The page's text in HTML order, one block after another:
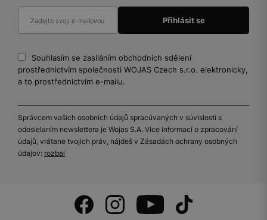
Souhlasím se zasíláním obchodních sdělení
prostřednictvím společnosti WOJAS Czech s.r.o. elektronicky,
a to prostřednictvím e-mailu.
Správcem vašich osobních údajů spracúvaných v súvislosti s
odosielaním newslettera je Wojas S.A. Více informací o zpracování
údajů, vrátane tvojich práv, nájdeš v Zásadách ochrany osobných
údajov: rozbal